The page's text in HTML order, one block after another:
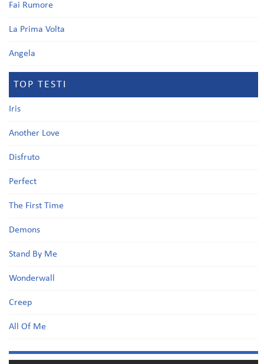
Fai Rumore
La Prima Volta
Angela
TOP TESTI
Iris
Another Love
Disfruto
Perfect
The First Time
Demons
Stand By Me
Wonderwall
Creep
All Of Me